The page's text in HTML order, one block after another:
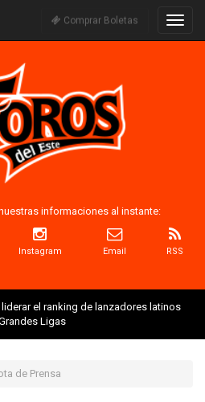
Comprar Boletas
informaciones al instante:
Instagram Email RSS
el ranking de lanzadores latinos
Ligas
de Prensa